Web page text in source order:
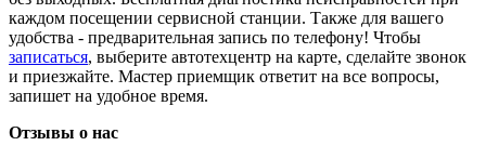
каждом посещении сервисной станции. Также для вашего
удобства - предварительная запись по телефону! Чтобы
записаться, выберите автотехцентр на карте, сделайте звонок
и приезжайте. Мастер приемщик ответит на все вопросы,
запишет на удобное время.
Отзывы о нас